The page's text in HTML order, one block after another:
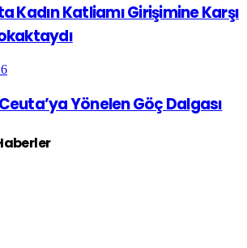
Kadın Katliamı Girişimine Karşı
Yönelen Göç Dalgası